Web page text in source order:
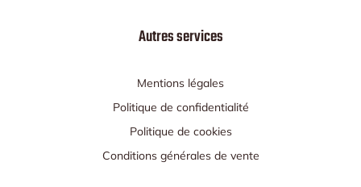
Autres services
Mentions légales
Politique de confidentialité
Politique de cookies
Conditions générales de vente